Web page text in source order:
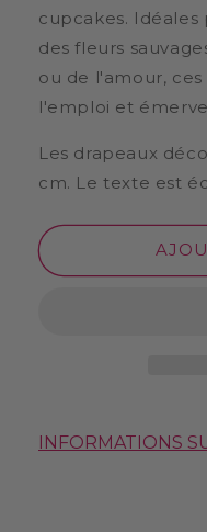
cupcakes.
des fleurs
ou de l'amour,
l'emploi et
Les drapeaux
cm. Le texte est
INFORMATIONS